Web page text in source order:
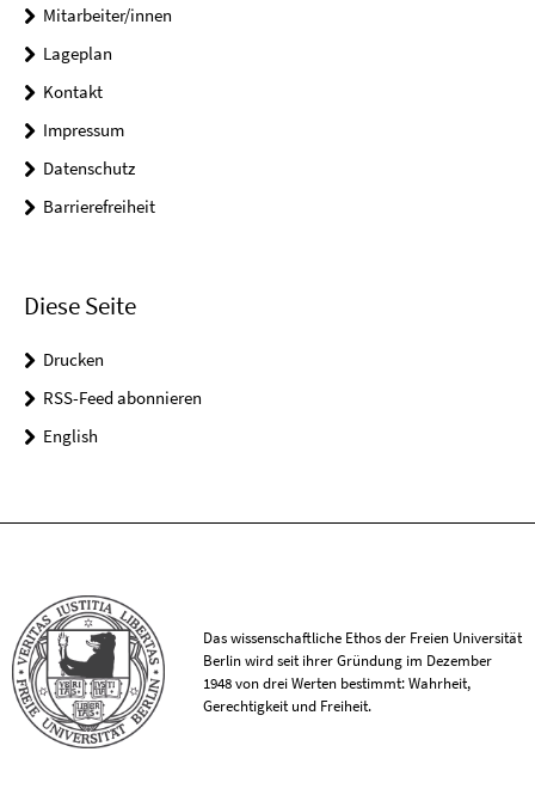
Mitarbeiter/innen
Lageplan
Kontakt
Impressum
Datenschutz
Barrierefreiheit
Diese Seite
Drucken
RSS-Feed abonnieren
English
Das wissenschaftliche Ethos der Freien Universität
Berlin wird seit ihrer Gründung im Dezember
1948 von drei Werten bestimmt: Wahrheit,
Gerechtigkeit und Freiheit.